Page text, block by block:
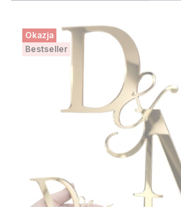
Okazja
Bestseller